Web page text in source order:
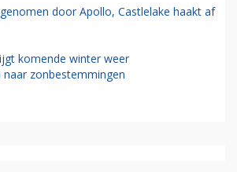
door Apollo, Castlelake haakt af
komende winter weer
naar zonbestemmingen